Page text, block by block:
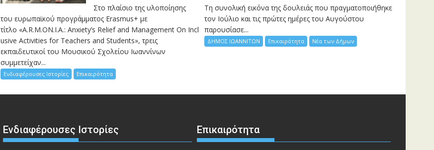
Στο πλαίσιο της υλοποίησης
του ευρωπαϊκού προγράμματος Erasmus+ με
τίτλο «A.R.M.ON.I.A.: Anxiety’s Relief and Management On Incl
usive Activities for Teachers and Students», τρεις
εκπαιδευτικοί του Μουσικού Σχολείου Ιωαννίνων
συμμετείχαν...
Ενδιαφέρουσες Ιστορίες Επικαιρότητα
Τη συνολική εικόνα της δουλειάς που πραγματοποιήθηκε
τον Ιούλιο και τις πρώτες ημέρες του Αυγούστου
παρουσίασε...
ΔΗΜΟΣ ΙΩΑΝΝΙΤΩΝ Επικαιρότητα Νέα των Δήμων
Ενδιαφέρουσες Ιστορίες Επικαιρότητα